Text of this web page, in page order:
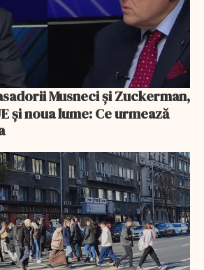
și noua lume: Ce urmează